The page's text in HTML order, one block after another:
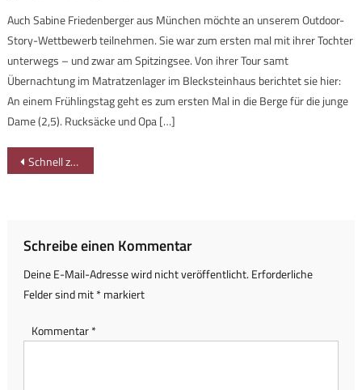
Auch Sabine Friedenberger aus München möchte an unserem Outdoor-
Story-Wettbewerb teilnehmen. Sie war zum ersten mal mit ihrer Tochter
unterwegs – und zwar am Spitzingsee. Von ihrer Tour samt
Übernachtung im Matratzenlager im Blecksteinhaus berichtet sie hier:
An einem Frühlingstag geht es zum ersten Mal in die Berge für die junge
Dame (2,5). Rucksäcke und Opa […]
Beitragsnavigation
Schnell zum Käsebrot: Hinauf zur Rothenfels-Alpe
Schreibe einen Kommentar
Deine E-Mail-Adresse wird nicht veröffentlicht. Erforderliche
Felder sind mit*markiert
Kommentar*